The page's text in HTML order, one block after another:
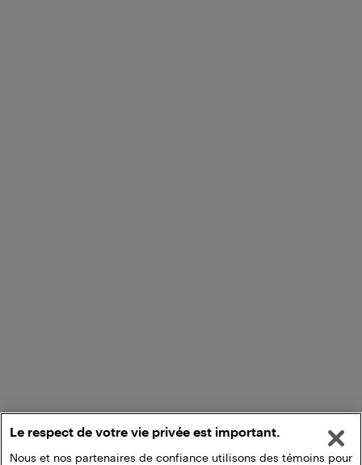
Le respect de votre vie privée est important.
Nous et nos partenaires de confiance utilisons des témoins pour